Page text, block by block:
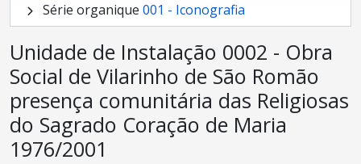
Série organique 001 - Iconografia
Unidade de Instalação 0002 - Obra
Social de Vilarinho de São Romão
presença comunitária das Religiosas
do Sagrado Coração de Maria
1976/2001